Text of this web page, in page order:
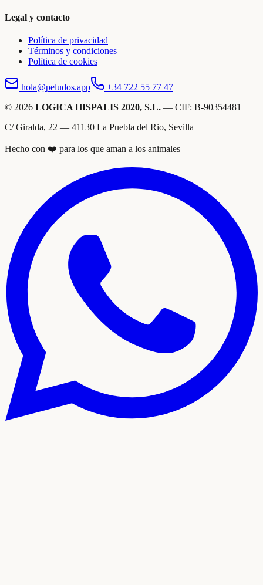
Legal y contacto
Política de privacidad
Términos y condiciones
Política de cookies
hola@peludos.app
+34 722 55 77 47
© 2026 LOGICA HISPALIS 2020, S.L. — CIF: B-90354481
C/ Giralda, 22 — 41130 La Puebla del Rio, Sevilla
Hecho con ❤️ para los que aman a los animales